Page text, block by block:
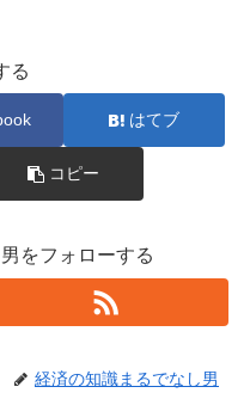
る
はてブ
コピー
をフォローする
経済の知識まるでなし男